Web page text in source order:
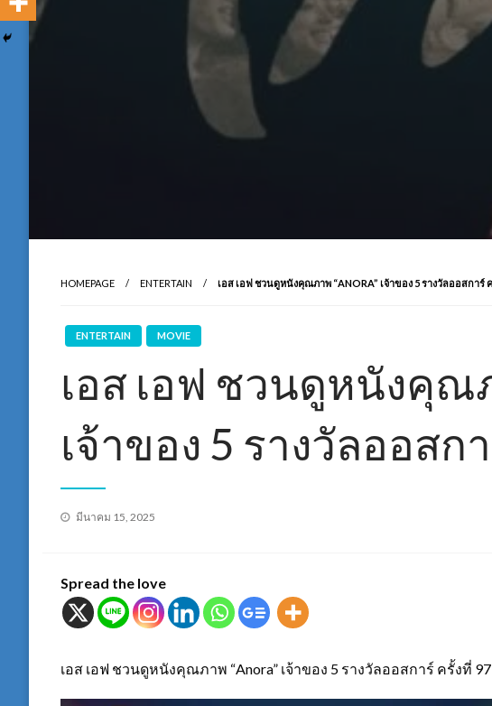
HOMEPAGE ENTERTAIN เอส เอฟ ชวนดูหนังคุณภาพ “ANORA” เจ้าของ 5 รางวัลออสการ์
ENTERTAIN MOVIE
เอส เอฟ ชวนดูหนังคุณ
เจ้าของ 5 รางวัลออสก
Posted
มีนาคม 15, 2025
Spread the love
เอส เอฟ ชวนดูหนังคุณภาพ “Anora” เจ้าของ 5 รางวัลออสการ์ ครั้งที่ 97